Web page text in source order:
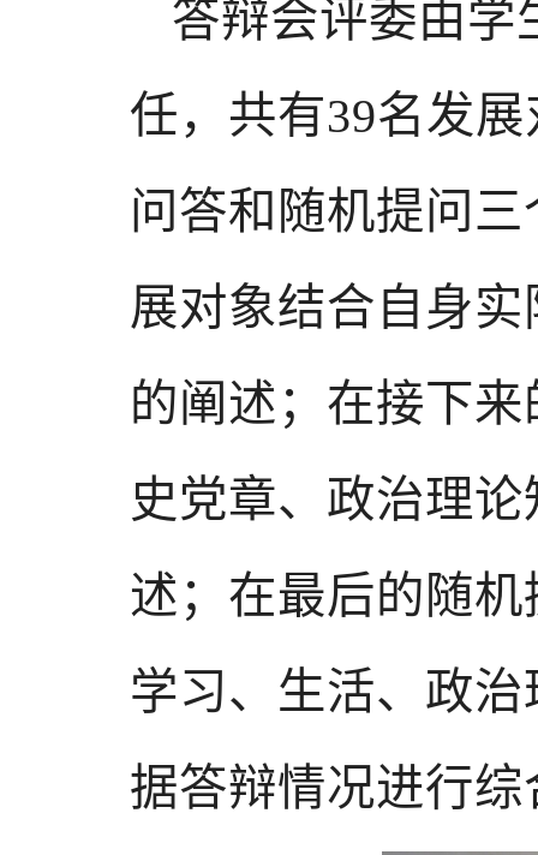
答辩会评委由学
任，共有39名发
问答和随机提问
展对象结合自身
的阐述；在接下
史党章、政治理
述；在最后的随
学习、生活、政
据答辩情况进行